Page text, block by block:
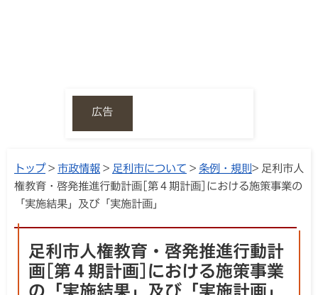
広告
トップ> 市政情報 > 足利市について > 条例・規則 > 足利市人
権教育・啓発推進行動計画[第４期計画]における施策事業の
「実施結果」及び「実施計画」
足利市人権教育・啓発推進行動計
画[第４期計画]における施策事業
の「実施結果」及び「実施計画」